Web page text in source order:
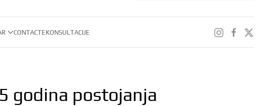
CONTACTEKONSULTACIJE
godina postojanja